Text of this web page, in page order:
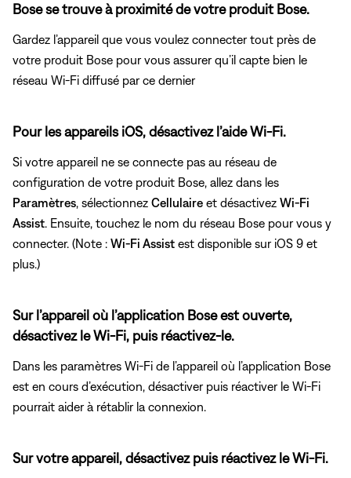
Bose se trouve à proximité de votre produit Bose.
Gardez l’appareil que vous voulez connecter tout près de
votre produit Bose pour vous assurer qu’il capte bien le
réseau Wi-Fi diffusé par ce dernier
Pour les appareils iOS, désactivez l’aide Wi-Fi.
Si votre appareil ne se connecte pas au réseau de
configuration de votre produit Bose, allez dans les
Paramètres, sélectionnez Cellulaire et désactivez Wi-Fi
Assist. Ensuite, touchez le nom du réseau Bose pour vous y
connecter. (Note : Wi-Fi Assist est disponible sur iOS 9 et
plus.)
Sur l’appareil où l’application Bose est ouverte,
désactivez le Wi-Fi, puis réactivez-le.
Dans les paramètres Wi-Fi de l’appareil où l’application Bose
est en cours d’exécution, désactiver puis réactiver le Wi-Fi
pourrait aider à rétablir la connexion.
Sur votre appareil, désactivez puis réactivez le Wi-Fi.